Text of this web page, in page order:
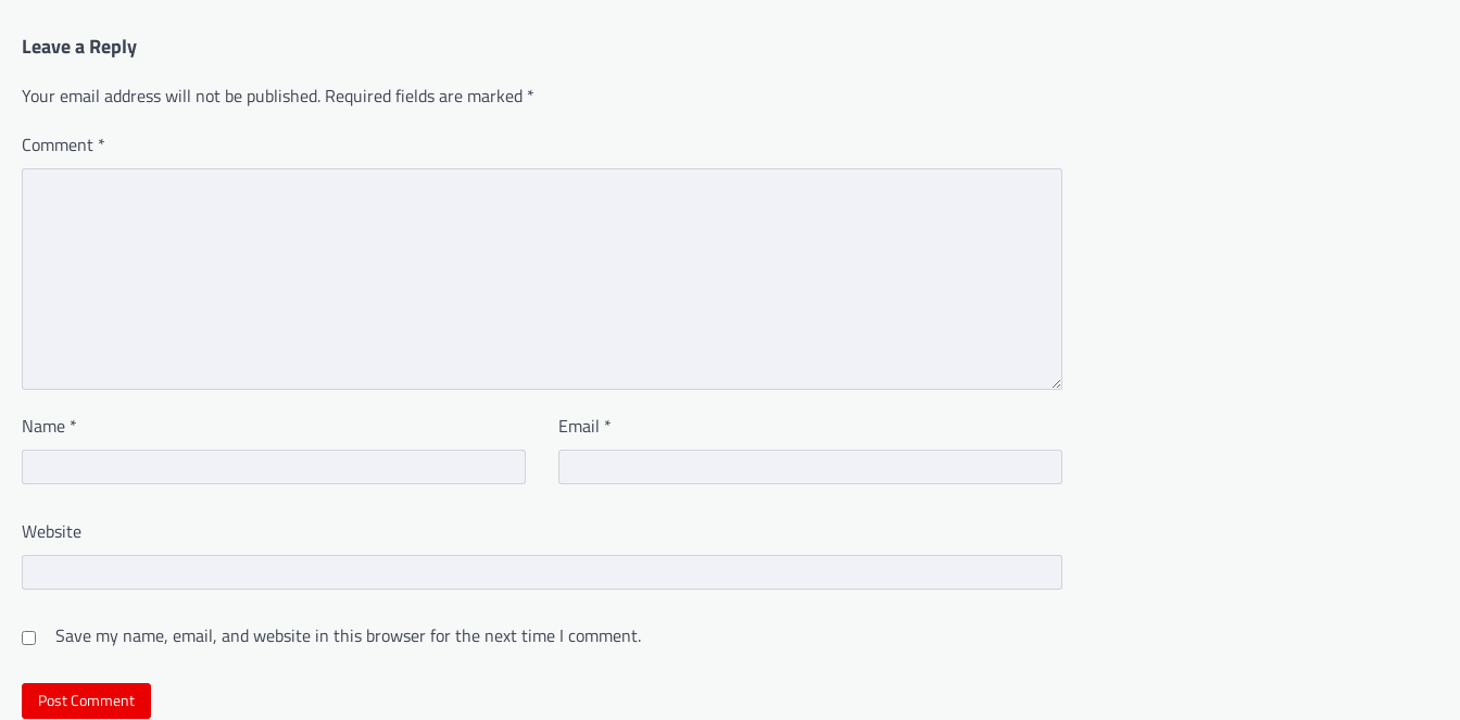
Leave a Reply
Your email address will not be published. Required fields are marked *
Comment *
Name * Email *
Website
Save my name, email, and website in this browser for the next time I comment.